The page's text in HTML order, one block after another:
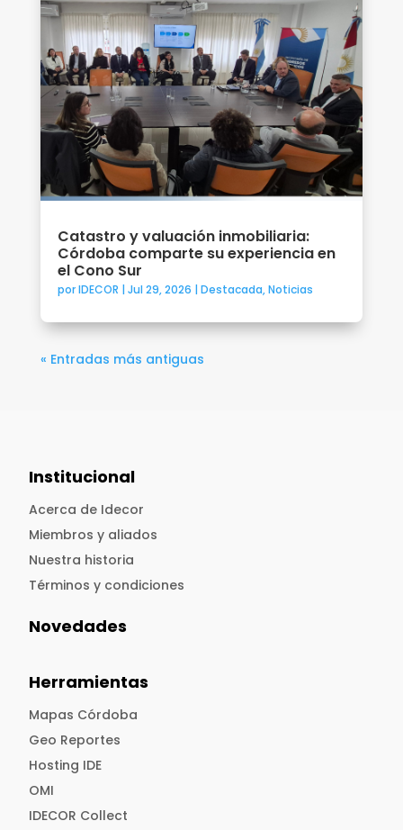
Catastro y valuación inmobiliaria:
Córdoba comparte su experiencia en
el Cono Sur
porIDECOR | Jul 29, 2026 | Destacada,Noticias
« Entradas más antiguas
Institucional
Acerca de Idecor
Miembros y aliados
Nuestra historia
Términos y condiciones
Novedades
Herramientas
Mapas Córdoba
Geo Reportes
Hosting IDE
OMI
IDECOR Collect